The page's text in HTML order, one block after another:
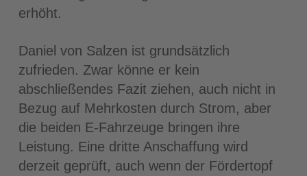
erhöht.
Daniel von Salzen ist grundsätzlich
zufrieden. Zwar könne er kein
abschließendes Fazit ziehen, auch nicht in
Bezug auf Mehrkosten durch Strom, aber
die beiden E‐Fahrzeuge bringen ihre
Leistung. Eine dritte Anschaffung wird
derzeit geprüft, auch wenn der Fördertopf